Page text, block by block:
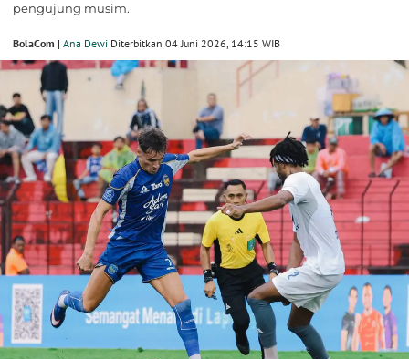
pengujung musim.
BolaCom | Ana Dewi Diterbitkan 04 Juni 2026, 14:15 WIB